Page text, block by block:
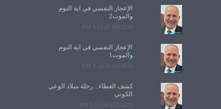
الإعجاز النفسي في آية النوم
والموت2
6/8/2026 6:11:07 PM
الإعجاز النفسي في آية النوم
والموت1
6/6/2026 4:24:58 PM
كشف الغطاء... رحلة ميلاد الوعي
الكوني
5/10/2026 3:17:54 PM